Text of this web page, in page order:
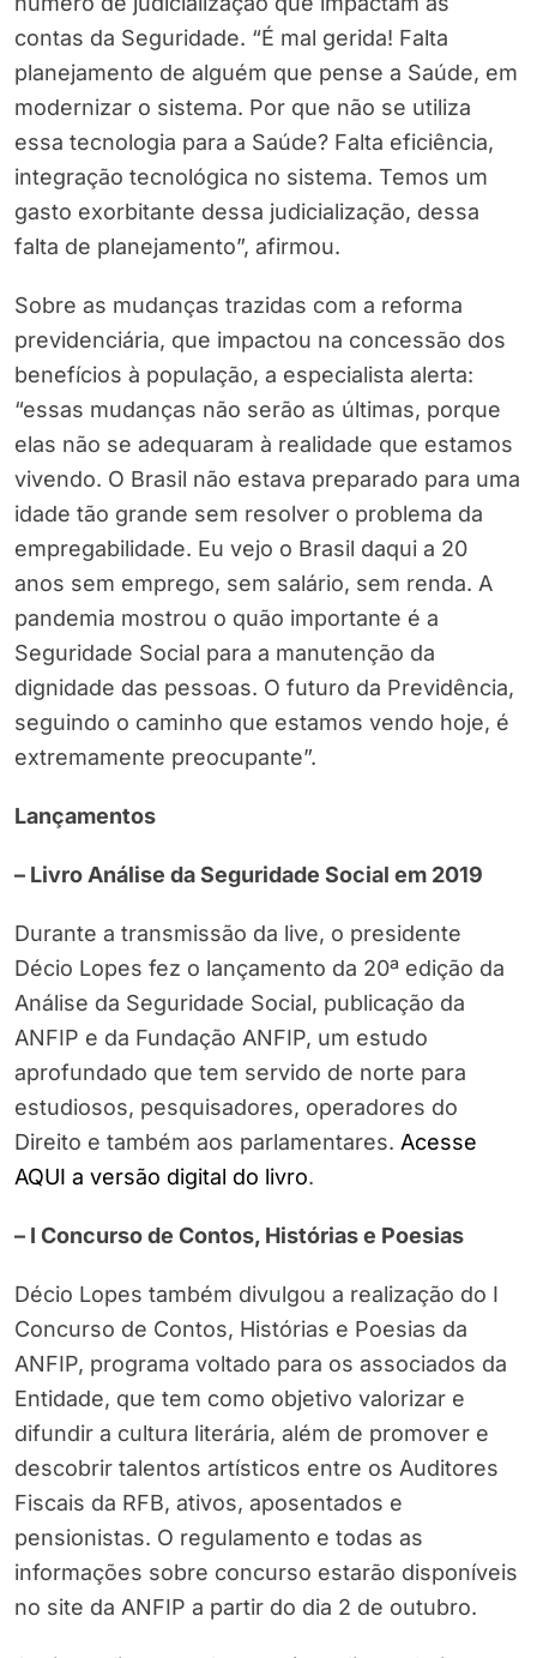
contas da Seguridade. “É mal gerida! Falta
planejamento de alguém que pense a Saúde, em
modernizar o sistema. Por que não se utiliza
essa tecnologia para a Saúde? Falta eficiência,
integração tecnológica no sistema. Temos um
gasto exorbitante dessa judicialização, dessa
falta de planejamento”, afirmou.
Sobre as mudanças trazidas com a reforma
previdenciária, que impactou na concessão dos
benefícios à população, a especialista alerta:
“essas mudanças não serão as últimas, porque
elas não se adequaram à realidade que estamos
vivendo. O Brasil não estava preparado para uma
idade tão grande sem resolver o problema da
empregabilidade. Eu vejo o Brasil daqui a 20
anos sem emprego, sem salário, sem renda. A
pandemia mostrou o quão importante é a
Seguridade Social para a manutenção da
dignidade das pessoas. O futuro da Previdência,
seguindo o caminho que estamos vendo hoje, é
extremamente preocupante”.
Lançamentos
– Livro Análise da Seguridade Social em 2019
Durante a transmissão da live, o presidente
Décio Lopes fez o lançamento da 20ª edição da
Análise da Seguridade Social, publicação da
ANFIP e da Fundação ANFIP, um estudo
aprofundado que tem servido de norte para
estudiosos, pesquisadores, operadores do
Direito e também aos parlamentares. Acesse
AQUI a versão digital do livro.
– I Concurso de Contos, Histórias e Poesias
Décio Lopes também divulgou a realização do I
Concurso de Contos, Histórias e Poesias da
ANFIP, programa voltado para os associados da
Entidade, que tem como objetivo valorizar e
difundir a cultura literária, além de promover e
descobrir talentos artísticos entre os Auditores
Fiscais da RFB, ativos, aposentados e
pensionistas. O regulamento e todas as
informações sobre concurso estarão disponíveis
no site da ANFIP a partir do dia 2 de outubro.